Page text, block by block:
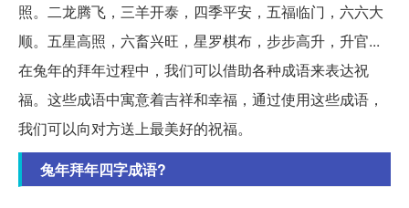
照。二龙腾飞，三羊开泰，四季平安，五福临门，六六大
顺。五星高照，六畜兴旺，星罗棋布，步步高升，升官...
在兔年的拜年过程中，我们可以借助各种成语来表达祝
福。这些成语中寓意着吉祥和幸福，通过使用这些成语，
我们可以向对方送上最美好的祝福。
兔年拜年四字成语?